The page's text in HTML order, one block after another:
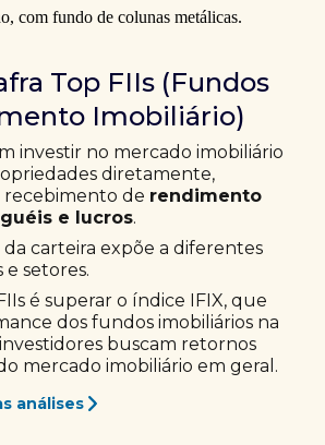
Top FIIs (Fundos
Imobiliário)
investir no mercado imobiliário
diretamente,
recebimento de rendimento
e lucros.
da carteira expõe a diferentes
e setores.
é superar o índice IFIX, que
dos fundos imobiliários na
investidores buscam retornos
mercado imobiliário em geral.
análises